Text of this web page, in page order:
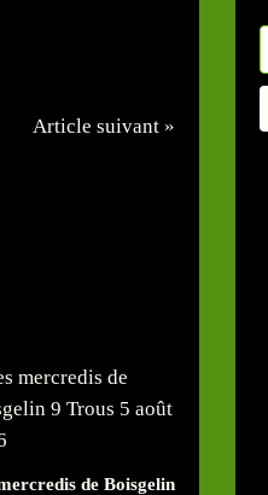
Article suivant »
de Boisgelin